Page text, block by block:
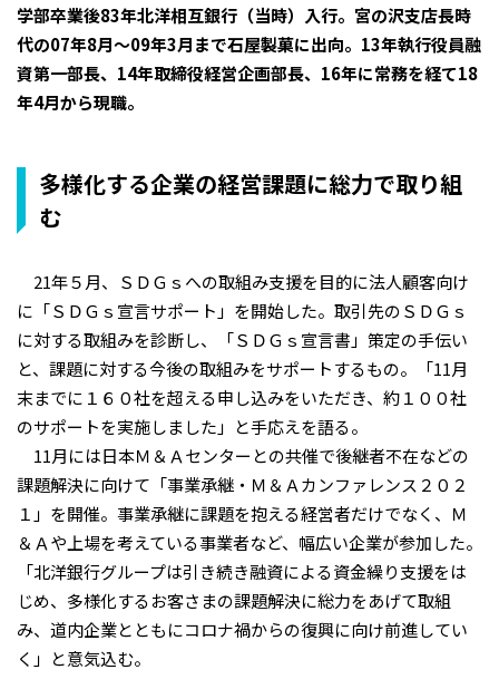
学部卒業後83年北洋相互銀行（当時）入行。宮の沢支店長時
代の07年8月〜09年3月まで石屋製菓に出向。13年執行役員融
資第一部長、14年取締役経営企画部長、16年に常務を経て18
年4月から現職。
多様化する企業の経営課題に総力で取り組
む
21年５月、ＳＤＧｓへの取組み支援を目的に法人顧客向け
に「ＳＤＧｓ宣言サポート」を開始した。取引先のＳＤＧｓ
に対する取組みを診断し、「ＳＤＧｓ宣言書」策定の手伝い
と、課題に対する今後の取組みをサポートするもの。「11月
末までに１６０社を超える申し込みをいただき、約１００社
のサポートを実施しました」と手応えを語る。
11月には日本Ｍ＆Ａセンターとの共催で後継者不在などの
課題解決に向けて「事業承継・Ｍ＆Ａカンファレンス２０２
１」を開催。事業承継に課題を抱える経営者だけでなく、Ｍ
＆Ａや上場を考えている事業者など、幅広い企業が参加した。
「北洋銀行グループは引き続き融資による資金繰り支援をは
じめ、多様化するお客さまの課題解決に総力をあげて取組
み、道内企業とともにコロナ禍からの復興に向け前進してい
く」と意気込む。